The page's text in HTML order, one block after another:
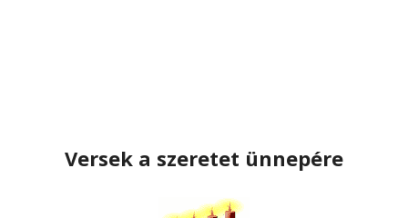
Versek a szeretet ünnepére